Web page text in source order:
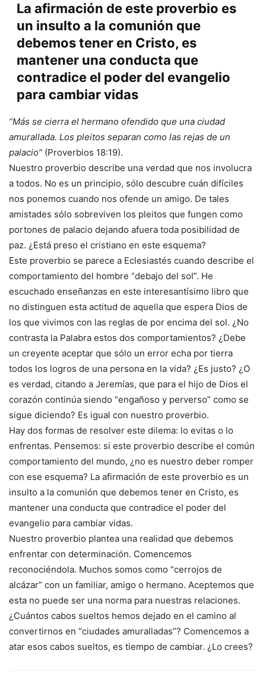
La afirmación de este proverbio es
un insulto a la comunión que
debemos tener en Cristo, es
mantener una conducta que
contradice el poder del evangelio
para cambiar vidas
“Más se cierra el hermano ofendido que una ciudad
amurallada. Los pleitos separan como las rejas de un
palacio” (Proverbios 18:19).
Nuestro proverbio describe una verdad que nos involucra
a todos. No es un principio, sólo descubre cuán difíciles
nos ponemos cuando nos ofende un amigo. De tales
amistades sólo sobreviven los pleitos que fungen como
portones de palacio dejando afuera toda posibilidad de
paz. ¿Está preso el cristiano en este esquema?
Este proverbio se parece a Eclesiastés cuando describe el
comportamiento del hombre “debajo del sol”. He
escuchado enseñanzas en este interesantísimo libro que
no distinguen esta actitud de aquella que espera Dios de
los que vivimos con las reglas de por encima del sol. ¿No
contrasta la Palabra estos dos comportamientos? ¿Debe
un creyente aceptar que sólo un error echa por tierra
todos los logros de una persona en la vida? ¿Es justo? ¿O
es verdad, citando a Jeremías, que para el hijo de Dios el
corazón continúa siendo “engañoso y perverso” como se
sigue diciendo? Es igual con nuestro proverbio.
Hay dos formas de resolver este dilema: lo evitas o lo
enfrentas. Pensemos: si este proverbio describe el común
comportamiento del mundo, ¿no es nuestro deber romper
con ese esquema? La afirmación de este proverbio es un
insulto a la comunión que debemos tener en Cristo, es
mantener una conducta que contradice el poder del
evangelio para cambiar vidas.
Nuestro proverbio plantea una realidad que debemos
enfrentar con determinación. Comencemos
reconociéndola. Muchos somos como “cerrojos de
alcázar” con un familiar, amigo o hermano. Aceptemos que
esta no puede ser una norma para nuestras relaciones.
¿Cuántos cabos sueltos hemos dejado en el camino al
convertirnos en “ciudades amuralladas”? Comencemos a
atar esos cabos sueltos, es tiempo de cambiar. ¿Lo crees?